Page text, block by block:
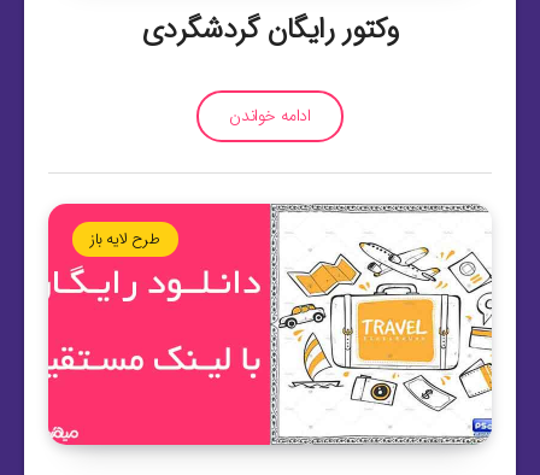
وکتور رایگان گردشگردی
ادامه خواندن
طرح لایه باز